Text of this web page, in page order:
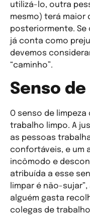
utilizá-lo, outra
mesmo) terá maior
posteriormente.
já conta como
devemos
“caminho”.
Senso
O senso de
trabalho limpo. A
as pessoas
confortáveis, e um
incômodo e
atribuída a esse
limpar é não-
alguém gasta
colegas de